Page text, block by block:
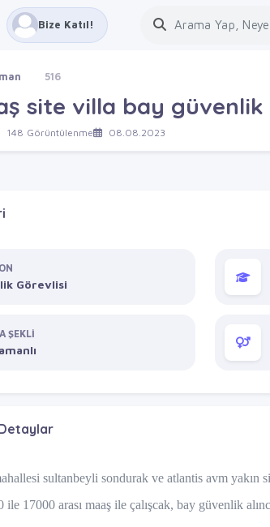
Bize Katıl!
516
site villa bay
148 Görüntülenme 08.08.2023
Görevlisi
ŞEKLİ
Detaylar
sultanbeyli sondurak ve atlantis avm yakın
17000 arası maaş ile çalışcak, bay güvenlik